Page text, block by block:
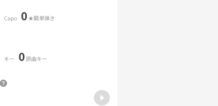
Capo 0★簡単弾き
キー 0原曲キー